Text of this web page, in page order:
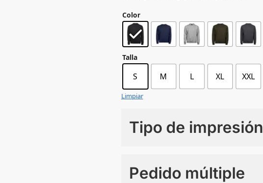
Color
Talla
S M L XL XXL
Limpiar
Tipo de impresión
Pedido múltiple